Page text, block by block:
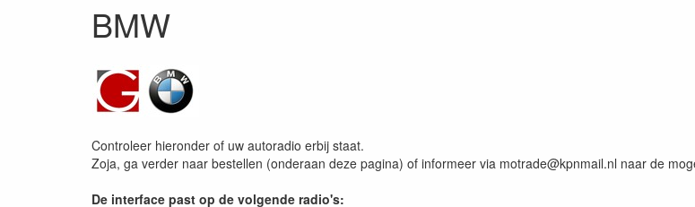
BMW
Controleer hieronder of uw autoradio erbij staat.
Zoja, ga verder naar bestellen (onderaan deze pagina) of informeer via motrade@kpnmail.nl naar de
De interface past op de volgende radio's: